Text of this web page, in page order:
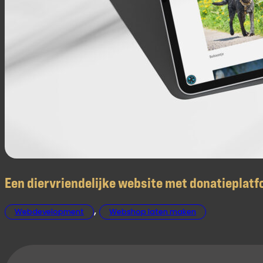
Een diervriendelijke website met
Webdevelopment , Webshop laten maken